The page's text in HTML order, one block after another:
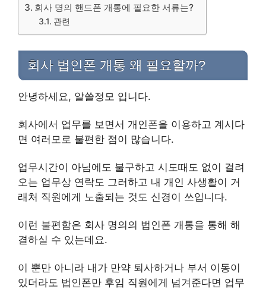
회사 명의 핸드폰 개통에 필요한 서류는?
관련
회사 법인폰 개통 왜 필요할까?
안녕하세요, 알쓸정모 입니다.
회사에서 업무를 보면서 개인폰을 이용하고 계시다
면 여러모로 불편한 점이 많습니다.
업무시간이 아님에도 불구하고 시도때도 없이 걸려
오는 업무상 연락도 그러하고 내 개인 사생활이 거
래처 직원에게 노출되는 것도 신경이 쓰입니다.
이런 불편함은 회사 명의의 법인폰 개통을 통해 해
결하실 수 있는데요.
이 뿐만 아니라 내가 만약 퇴사하거나 부서 이동이
있더라도 법인폰만 후임 직원에게 넘겨준다면 업무